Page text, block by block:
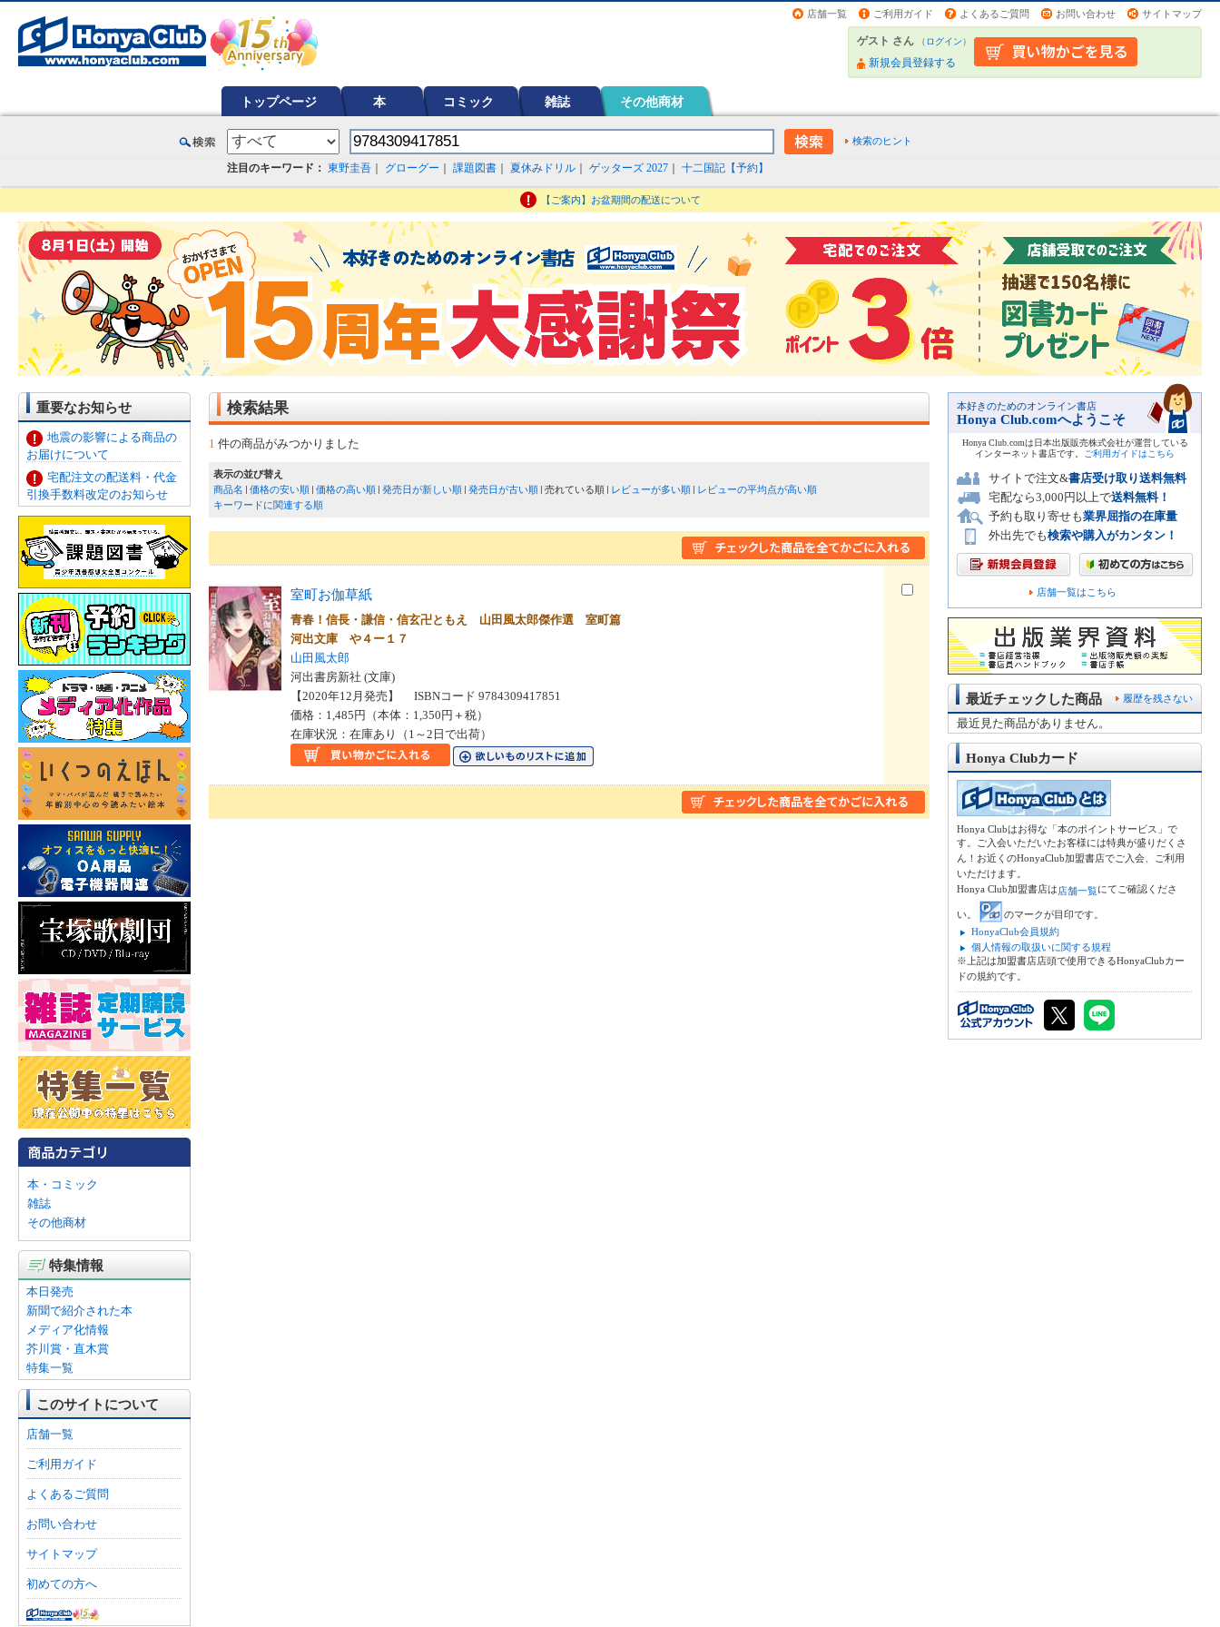
店舗一覧 ご利用ガイド よくあるご質問 お問い合わせ サイトマップ
ゲスト さん （ログイン）
新規会員登録する
トップページ 本 コミック 雑誌 その他商材
検索のヒント
注目のキーワード： 東野圭吾 グローグー 課題図書 夏休みドリル ゲッターズ 2027 十二国記【予約】
【ご案内】お盆期間の配送について
重要なお知らせ
地震の影響による商品の
お届けについて
宅配注文の配送料・代金
引換手数料改定のお知らせ
本・コミック
雑誌
その他商材
特集情報
本日発売
新聞で紹介された本
メディア化情報
芥川賞・直木賞
特集一覧
このサイトについて
店舗一覧
ご利用ガイド
よくあるご質問
お問い合わせ
サイトマップ
初めての方へ
検索結果
1 件の商品がみつかりました
表示の並び替え
商品名
価格の安い順 価格の高い順 発売日が新しい順 発売日が古い順 売れている順 レビューが多い順
レビューの平均点が高い順
キーワードに関連する順
室町お伽草紙
青春！信長・謙信・信玄卍ともえ 山田風太郎傑作選 室町篇
河出文庫 や４ー１７
山田風太郎
河出書房新社 (文庫)
【2020年12月発売】 ISBNコード 9784309417851
価格：1,485円（本体：1,350円＋税）
在庫状況：在庫あり（1～2日で出荷）
本好きのためのオンライン書店
Honya Club.comへようこそ
Honya Club.comは日本出版販売株式会社が運営している
インターネット書店です。
ご利用ガイドはこちら
サイトで注文&書店受け取り送料無料
宅配なら3,000円以上で送料無料！
予約も取り寄せも業界屈指の在庫量
外出先でも検索や購入がカンタン！
店舗一覧はこちら
履歴を残さない
最近チェックした商品
最近見た商品がありません。
Honya Clubカード
Honya Clubはお得な「本のポイントサービス」で
す。ご入会いただいたお客様には特典が盛りだくさ
ん！お近くのHonyaClub加盟書店でご入会、ご利用
いただけます。
Honya Club加盟書店は店舗一覧にてご確認くださ
い。
のマークが目印です。
HonyaClub会員規約
個人情報の取扱いに関する規程
※上記は加盟書店店頭で使用できるHonyaClubカー
ドの規約です。